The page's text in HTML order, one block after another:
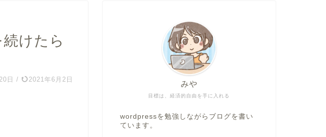
けたら
日 / 2021年6月2日
目標は、経済的自由を手に入れる
みや
wordpressを勉強しながらブログを書い
ています。